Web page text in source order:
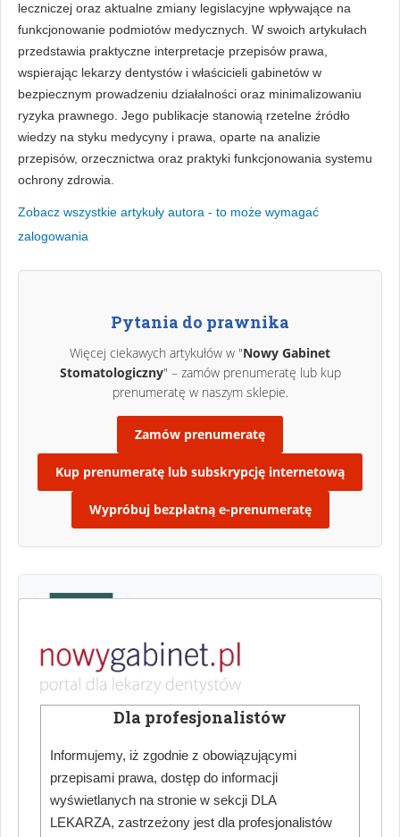
leczniczej oraz aktualne zmiany legislacyjne wpływające na
funkcjonowanie podmiotów medycznych. W swoich artykułach
przedstawia praktyczne interpretacje przepisów prawa,
wspierając lekarzy dentystów i właścicieli gabinetów w
bezpiecznym prowadzeniu działalności oraz minimalizowaniu
ryzyka prawnego. Jego publikacje stanowią rzetelne źródło
wiedzy na styku medycyny i prawa, oparte na analizie
przepisów, orzecznictwa oraz praktyki funkcjonowania systemu
ochrony zdrowia.
Zobacz wszystkie artykuły autora - to może wymagać
zalogowania
Pytania do prawnika
Więcej ciekawych artykułów w "Nowy Gabinet
Stomatologiczny" – zamów prenumeratę lub kup
prenumeratę w naszym sklepie.
Zamów prenumeratę
Kup prenumeratę lub subskrypcję internetową
Wypróbuj bezpłatną e-prenumeratę
PUBLIKACJA
Książka autorstwa adwokata dr n. prawniczych
gabinecie medycznym.
Kup książkę
Dla profesjonalistów
Informujemy, iż zgodnie z obowiązującymi
przepisami prawa, dostęp do informacji
wyświetlanych na stronie w sekcji DLA
LEKARZA, zastrzeżony jest dla profesjonalistów